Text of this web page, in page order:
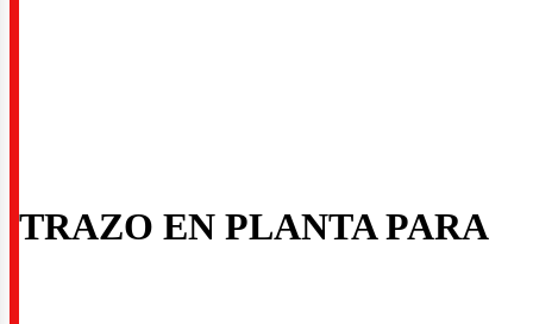
TRAZO EN PLANTA PARA